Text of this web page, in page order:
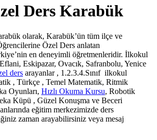
Ders Karabük
olarak, Karabük’ün tüm ilçe ve
Özel Ders anlatan
en deneyimli öğretmenleridir. İlkokul
Eskipazar, Ovacık, Safranbolu, Yenice
ders arayanlar , 1.2.3.4.Sınıf ilkokul
, Türkçe , Temel Matematik, Ritmik
Oyunları, Hızlı Okuma Kursu, Robotik
Küpü , Güzel Konuşma ve Beceri
eğitim merkezimizde ders
zaman arayabilirsiniz veya mesaj